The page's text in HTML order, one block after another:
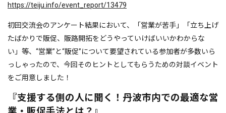
https://teiju.info/event_report/13479
初回交流会のアンケート結果において、「営業が苦手」「立ち上げ
たばかりで販促、販路開拓をどうやっていけばいいかわからな
い」等、“営業”と“販促”について要望されている参加者が多数いら
っしゃったので、今回そのヒントとしてもらうための対談イベント
をご用意しました！
『支援する側の人に聞く！丹波市内での最適な営